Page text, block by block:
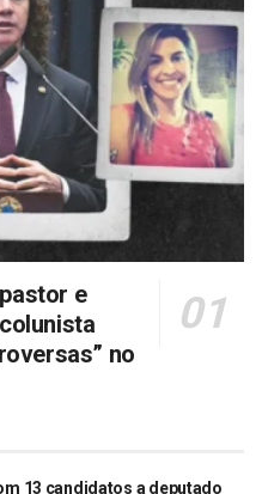
e
no
13 candidatos a deputado